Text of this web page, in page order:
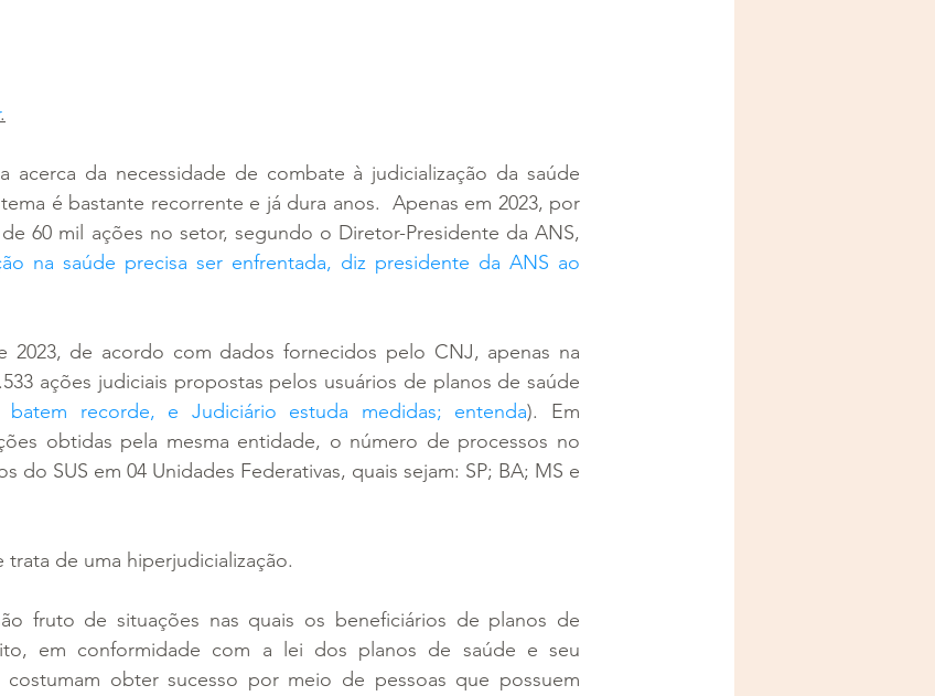
.
da necessidade de combate à judicialização da saúde
é bastante recorrente e já dura anos.  Apenas em 2023, por
60 mil ações no setor, segundo o Diretor-Presidente da ANS,
na saúde precisa ser enfrentada, diz presidente da ANS ao
2023, de acordo com dados fornecidos pelo CNJ, apenas na
ações judiciais propostas pelos usuários de planos de saúde
batem recorde, e Judiciário estuda medidas; entenda). Em
obtidas pela mesma entidade, o número de processos no
do SUS em 04 Unidades Federativas, quais sejam: SP; BA; MS e
de uma hiperjudicialização.
fruto de situações nas quais os beneficiários de planos de
em conformidade com a lei dos planos de saúde e seu
costumam obter sucesso por meio de pessoas que possuem